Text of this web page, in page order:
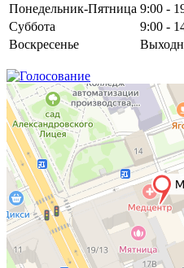
Понедельник-Пятница 9:00 -
Суббота
9:00 -
Воскресенье